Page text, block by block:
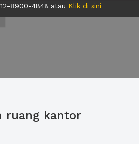
8900-4848 atau Klik di sini
ruang kantor